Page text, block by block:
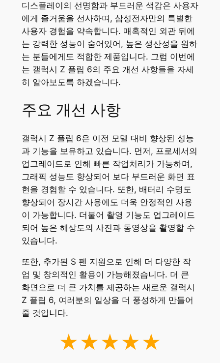
디스플레이의 선명함과 부드러운 색감은 사용자
에게 즐거움을 선사하며, 삼성전자만의 특별한
사용자 경험을 약속합니다. 매혹적인 외관 뒤에
는 강력한 성능이 숨어있어, 높은 생산성을 원하
는 분들에게도 적합한 제품입니다. 그럼 이번에
는 갤럭시 Z 플립 6의 주요 개선 사항들을 자세
히 알아보도록 하겠습니다.
주요 개선 사항
갤럭시 Z 플립 6은 이전 모델 대비 향상된 성능
과 기능을 보유하고 있습니다. 먼저, 프로세서의
업그레이드로 인해 빠른 작업처리가 가능하며,
그래픽 성능도 향상되어 보다 부드러운 화면 표
현을 경험할 수 있습니다. 또한, 배터리 수명도
향상되어 장시간 사용에도 더욱 안정적인 사용
이 가능합니다. 더불어 촬영 기능도 업그레이드
되어 높은 해상도의 사진과 동영상을 촬영할 수
있습니다.
또한, 추가된 S 펜 지원으로 인해 더 다양한 작
업 및 창의적인 활용이 가능해졌습니다. 더 큰
화면으로 더 큰 가치를 제공하는 새로운 갤럭시
Z 플립 6, 여러분의 일상을 더 풍성하게 만들어
줄 것입니다.
★★★★★